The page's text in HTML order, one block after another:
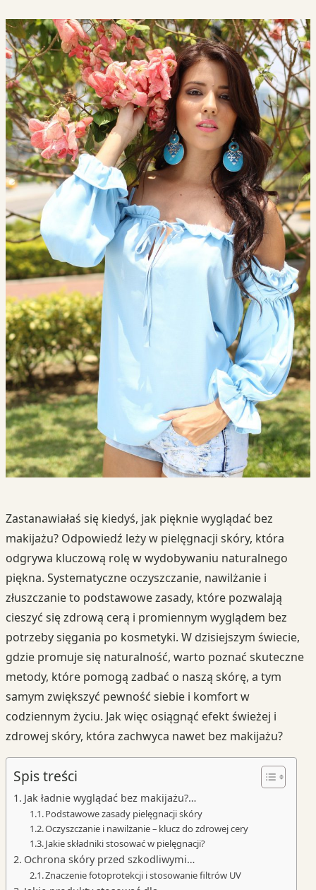
Zastanawiałaś się kiedyś, jak pięknie wyglądać bez
makijażu? Odpowiedź leży w pielęgnacji skóry, która
odgrywa kluczową rolę w wydobywaniu naturalnego
piękna. Systematyczne oczyszczanie, nawilżanie i
złuszczanie to podstawowe zasady, które pozwalają
cieszyć się zdrową cerą i promiennym wyglądem bez
potrzeby sięgania po kosmetyki. W dzisiejszym świecie,
gdzie promuje się naturalność, warto poznać skuteczne
metody, które pomogą zadbać o naszą skórę, a tym
samym zwiększyć pewność siebie i komfort w
codziennym życiu. Jak więc osiągnąć efekt świeżej i
zdrowej skóry, która zachwyca nawet bez makijażu?
Spis treści
Jak ładnie wyglądać bez makijażu?…
Podstawowe zasady pielęgnacji skóry
Oczyszczanie i nawilżanie – klucz do zdrowej cery
Jakie składniki stosować w pielęgnacji?
Ochrona skóry przed szkodliwymi…
Znaczenie fotoprotekcji i stosowanie filtrów UV